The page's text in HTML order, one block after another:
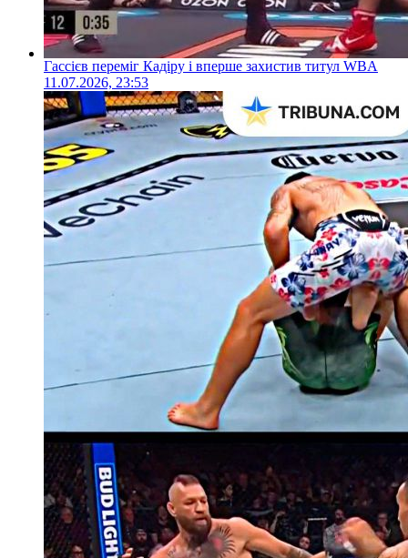
Гассієв переміг Кадіру і вперше захистив титул WBA
11.07.2026, 23:53